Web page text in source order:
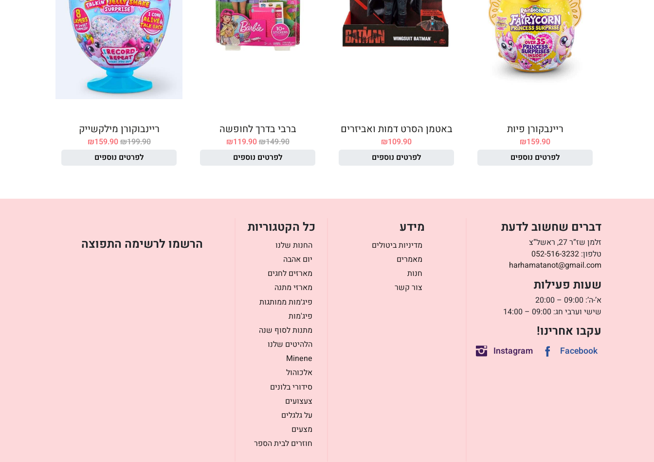
ריינבקורן פיות
₪159.90
לפרטים נוספים
באטמן הסרט דמות ואביזרים
₪109.90
לפרטים נוספים
ברבי בדרך לחופשה
₪149.90
₪119.90
לפרטים נוספים
ריינבוקורן מילקשייק
₪199.90
₪159.90
לפרטים נוספים
דברים שחשוב לדעת
זלמן שז”ר 27, ראשל”צ
טלפון: 052-516-3232
harhamatanot@gmail.com
שעות פעילות
א’-ה’: 09:00 – 20:00
שישי וערבי חג: 09:00 – 14:00
עקבו אחרינו!
Facebook
Instagram
מידע
מדיניות ביטולים
מאמרים
חנות
צור קשר
כל הקטגוריות
החנות שלנו
יום אהבה
מארזים לחגים
מארזי מתנה
פיג׳מות ממותגות
פיג'מות
מתנות לסוף שנה
הלהיטים שלנו
Minene
אלכוהול
סידורי בלונים
צעצועים
על גלגלים
מצעים
חוזרים לבית הספר
הרשמו לרשימה התפוצה